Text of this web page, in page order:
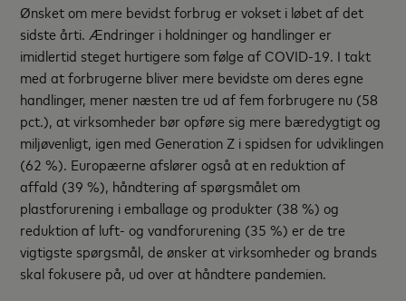
Ønsket om mere bevidst forbrug er vokset i løbet af det
sidste årti. Ændringer i holdninger og handlinger er
imidlertid steget hurtigere som følge af COVID-19. I takt
med at forbrugerne bliver mere bevidste om deres egne
handlinger, mener næsten tre ud af fem forbrugere nu (58
pct.), at virksomheder bør opføre sig mere bæredygtigt og
miljøvenligt, igen med Generation Z i spidsen for udviklingen
(62 %). Europæerne afslører også at en reduktion af
affald (39 %), håndtering af spørgsmålet om
plastforurening i emballage og produkter (38 %) og
reduktion af luft- og vandforurening (35 %) er de tre
vigtigste spørgsmål, de ønsker at virksomheder og brands
skal fokusere på, ud over at håndtere pandemien.